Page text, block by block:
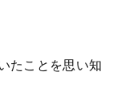
たことを思い知